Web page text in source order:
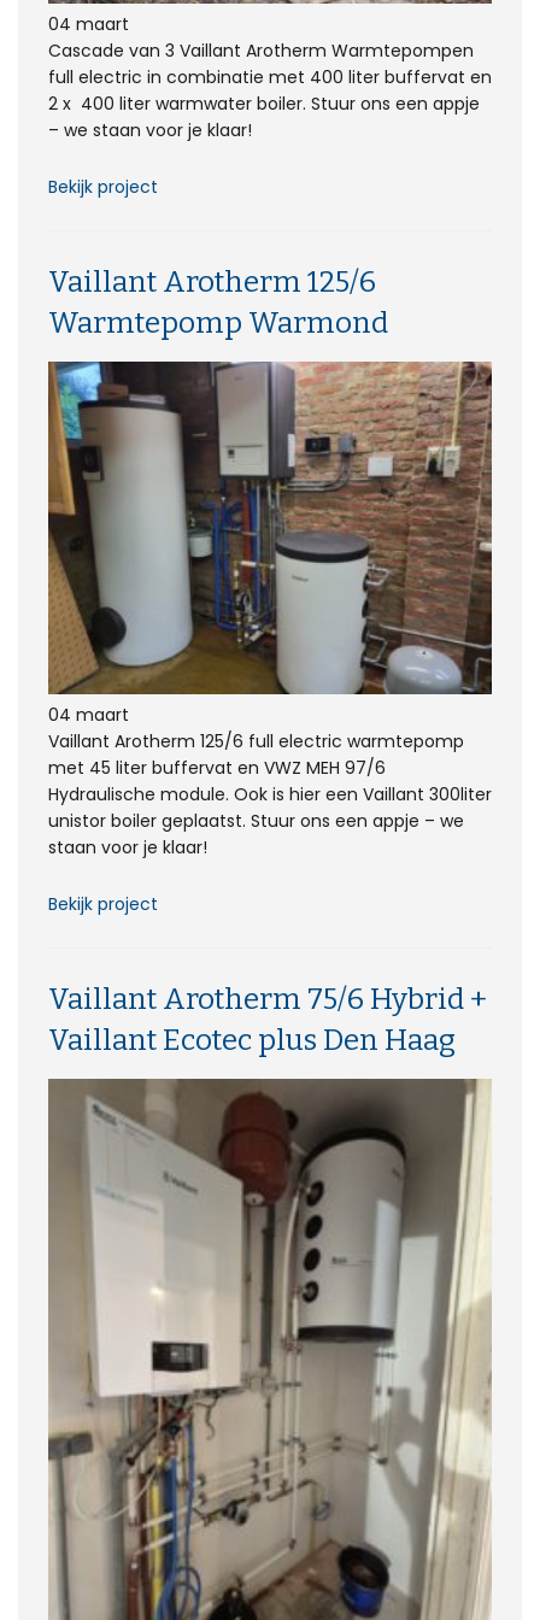
04 maart
Cascade van 3 Vaillant Arotherm Warmtepompen
full electric in combinatie met 400 liter buffervat en
2 x 400 liter warmwater boiler. Stuur ons een appje
– we staan voor je klaar!
Bekijk project
Vaillant Arotherm 125/6
Warmtepomp Warmond
04 maart
Vaillant Arotherm 125/6 full electric warmtepomp
met 45 liter buffervat en VWZ MEH 97/6
Hydraulische module. Ook is hier een Vaillant 300liter
unistor boiler geplaatst. Stuur ons een appje – we
staan voor je klaar!
Bekijk project
Vaillant Arotherm 75/6 Hybrid +
Vaillant Ecotec plus Den Haag